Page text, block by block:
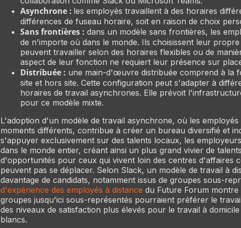
Asynchrone : les employés travaillent à des horaires
différences de fuseau horaire, soit en raison de choix
Sans frontières : dans un modèle sans frontières, les
de n'importe où dans le monde. Ils choisissent leur
peuvent travailler selon des horaires flexibles ou de
aspect de leur fonction ne requiert leur présence sur
Distribuée : une main-d'œuvre distribuée comprend à la
site et hors site. Cette configuration peut s'adapter à
horaires de travail asynchrones. Elle prévoit
pour ce modèle mixte.
L'adoption d'un modèle de travail asynchrone, où les
moments différents, contribue à créer un bureau diversifié et
s'appuyer exclusivement sur des talents locaux, les
dans le monde entier, créant ainsi un plus grand vivier de
d'opportunités pour ceux qui vivent loin des centres d'affaires
peuvent pas se déplacer. Selon Slack, un modèle de travail à
davantage de candidats, notamment issus de groupes sous-
d'expérience des employés à distance du Future Forum
groupes jusqu'ici sous-représentés pourraient préférer le
des niveaux de satisfaction plus élevés pour le travail à
blancs.